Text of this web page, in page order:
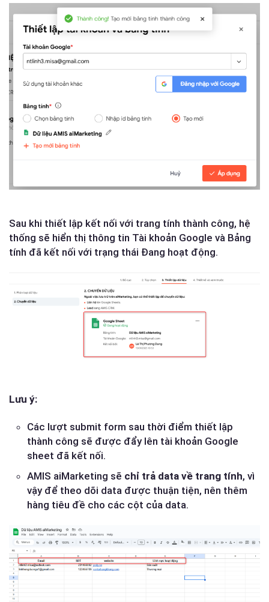
Sau khi thiết lập kết nối với trang tính thành công, hệ
thống sẽ hiển thị thông tin Tài khoản Google và Bảng
tính đã kết nối với trạng thái Đang hoạt động.
Lưu ý:
Các lượt submit form sau thời điểm thiết lập
thành công sẽ được đẩy lên tài khoản Google
sheet đã kết nối.
AMIS aiMarketing sẽ chỉ trả data về trang tính, vì
vậy để theo dõi data được thuận tiện, nên thêm
hàng tiêu đề cho các cột của data.